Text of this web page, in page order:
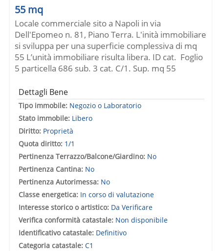
55 mq
Locale commerciale sito a Napoli in via
Dell'Epomeo n. 81, Piano Terra. L'inità immobiliare
si sviluppa per una superficie complessiva di mq
55 L’unità immobiliare risulta libera. ID cat. Foglio
5 particella 686 sub. 3 cat. C/1. Sup. mq 55
Dettagli Bene
Tipo immobile: Negozio o Laboratorio
Stato immobile: Libero
Diritto: Proprietà
Quota diritto: 1/1
Pertinenza Terrazzo/Balcone/Giardino: No
Pertinenza Cantina: No
Pertinenza Autorimessa: No
Classe energetica: In corso di valutazione
Interesse storico o artistico: Da Verificare
Verifica conformità catastale: Non disponibile
Identificativo catastale: Definitivo
Categoria catastale: C1